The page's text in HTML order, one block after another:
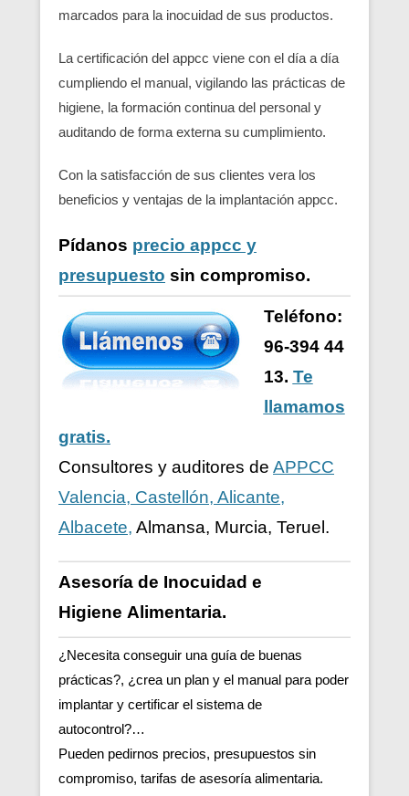
marcados para la inocuidad de sus productos.
La certificación del appcc viene con el día a día
cumpliendo el manual, vigilando las prácticas de
higiene, la formación continua del personal y
auditando de forma externa su cumplimiento.
Con la satisfacción de sus clientes vera los
beneficios y ventajas de la implantación appcc.
Pídanos precio appcc y
presupuesto sin compromiso.
Teléfono:
96-394 44
13. Te
llamamos
gratis.
Consultores y auditores de APPCC
Valencia, Castellón, Alicante,
Albacete, Almansa, Murcia, Teruel.
Asesoría de Inocuidad e
Higiene Alimentaria.
¿Necesita conseguir una guía de buenas
prácticas?, ¿crea un plan y el manual para poder
implantar y certificar el sistema de
autocontrol?…
Pueden pedirnos precios, presupuestos sin
compromiso, tarifas de asesoría alimentaria.